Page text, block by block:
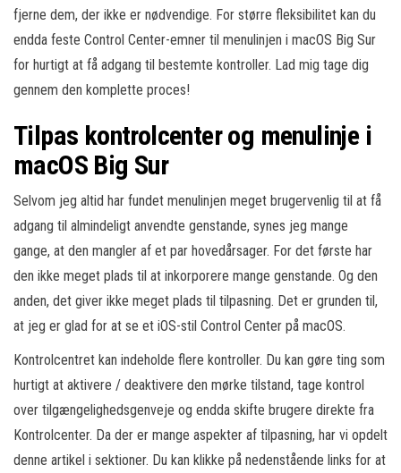
fjerne dem, der ikke er nødvendige. For større fleksibilitet kan du
endda feste Control Center-emner til menulinjen i macOS Big Sur
for hurtigt at få adgang til bestemte kontroller. Lad mig tage dig
gennem den komplette proces!
Tilpas kontrolcenter og menulinje i
macOS Big Sur
Selvom jeg altid har fundet menulinjen meget brugervenlig til at få
adgang til almindeligt anvendte genstande, synes jeg mange
gange, at den mangler af et par hovedårsager. For det første har
den ikke meget plads til at inkorporere mange genstande. Og den
anden, det giver ikke meget plads til tilpasning. Det er grunden til,
at jeg er glad for at se et iOS-stil Control Center på macOS.
Kontrolcentret kan indeholde flere kontroller. Du kan gøre ting som
hurtigt at aktivere / deaktivere den mørke tilstand, tage kontrol
over tilgængelighedsgenveje og endda skifte brugere direkte fra
Kontrolcenter. Da der er mange aspekter af tilpasning, har vi opdelt
denne artikel i sektioner. Du kan klikke på nedenstående links for at